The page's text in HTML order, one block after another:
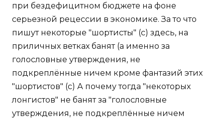
при бездефицитном бюджете на фоне
серьезной рецессии в экономике. За то что
пишут некоторые "шортисты" (с) здесь, на
приличных ветках банят (а именно за
голословные утверждения, не
подкреплённые ничем кроме фантазий этих
"шортистов" (с) А почему тогда "некоторых
лонгистов" не банят за "голословные
утверждения, не подкреплённые ничем